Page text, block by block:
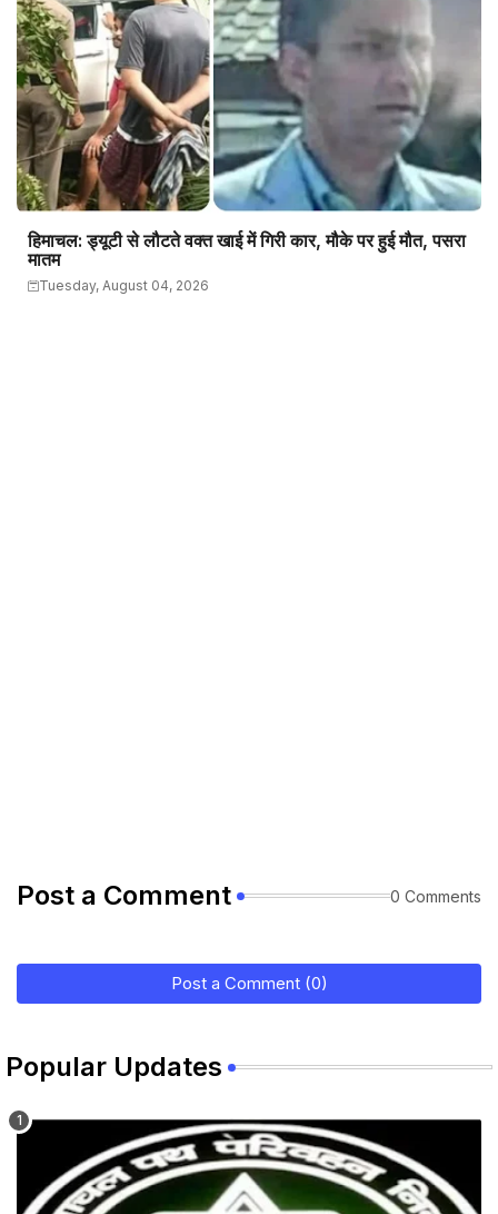
हिमाचल: ड्यूटी से लौटते वक्त खाई में गिरी कार, मौके पर हुई मौत, पसरा
मातम
Tuesday, August 04, 2026
Post a Comment 0 Comments
Post a Comment (0)
Popular Updates